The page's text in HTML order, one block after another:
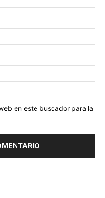
en este buscador para la